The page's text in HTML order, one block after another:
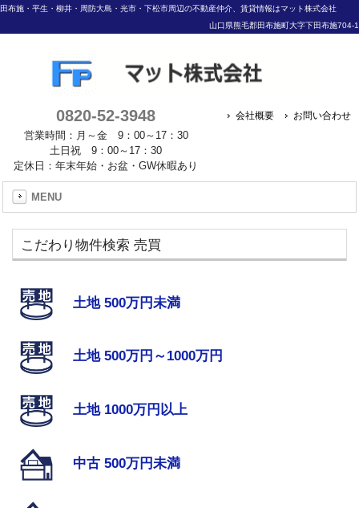
田布施・平生・柳井・周防大島・光市・下松市周辺の不動産仲介、賃貸情報はマット株式会社
山口県熊毛郡田布施町大字下田布施704-1
0820-52-3948
営業時間：月～金 9：00～17：30
土日祝 9：00～17：30
定休日：年末年始・お盆・GW休暇あり
会社概要 お問い合わせ
MENU
こだわり物件検索 売買
土地 500万円未満
土地 500万円～1000万円
土地 1000万円以上
中古 500万円未満